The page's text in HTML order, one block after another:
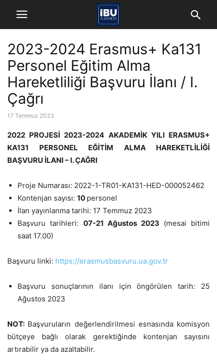
2023-2024 Erasmus+ Ka131
Personel Eğitim Alma
Hareketliliği Başvuru İlanı / I.
Çağrı
17 Temmuz 2023
2022 PROJESİ 2023-2024 AKADEMİK YILI ERASMUS+
KA131 PERSONEL EĞİTİM ALMA HAREKETLİLİĞİ
BAŞVURU İLANI – I. ÇAĞRI
Proje Numarası: 2022-1-TR01-KA131-HED-000052462
Kontenjan sayısı: 10 personel
İlan yayınlanma tarihi: 17 Temmuz 2023
Başvuru tarihleri: 07-21 Ağustos 2023 (mesai bitimi
saat 17.00)
Başvuru linki: https://erasmusbasvuru.ua.gov.tr
Başvuru sonuçlarının ilanı için öngörülen tarih: 25
Ağustos 2023
NOT: Başvuruların değerlendirilmesi esnasında komisyon
bütçeye bağlı olarak gerektiğinde kontenjan sayısını
artırabilir ya da azaltabilir.